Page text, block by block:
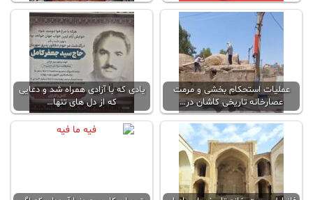
عملیات استحکام بخشی و مرمت
عصارخانه تاریخی کاشان در…
یادی که با آزادی همراه شد و دعایی
که از دل های تنها…